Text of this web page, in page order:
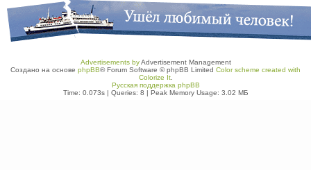
Advertisements byAdvertisement Management
Создано на основе phpBB® Forum Software © phpBB Limited Color scheme created with
Colorize It.
Русская поддержка phpBB
Time: 0.073s| Queries: 8 | Peak Memory Usage: 3.02 МБ